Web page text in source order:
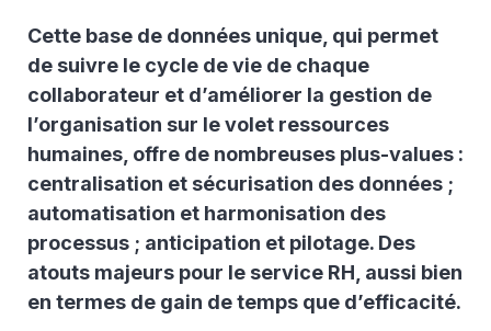
Cette base de données unique, qui permet
de suivre le cycle de vie de chaque
collaborateur et d’améliorer la gestion de
l’organisation sur le volet ressources
humaines, offre de nombreuses plus-values :
centralisation et sécurisation des données ;
automatisation et harmonisation des
processus ; anticipation et pilotage. Des
atouts majeurs pour le service RH, aussi bien
en termes de gain de temps que d’efficacité.